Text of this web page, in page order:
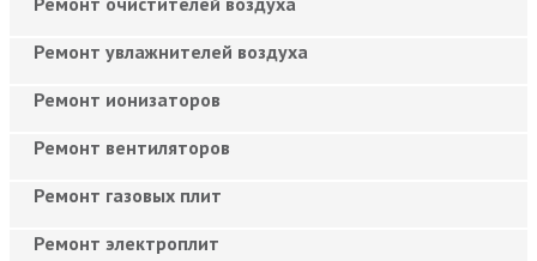
Ремонт увлажнителей воздуха
Ремонт ионизаторов
Ремонт вентиляторов
Ремонт газовых плит
Ремонт электроплит